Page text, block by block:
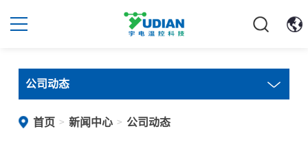
公司动态
首页 > 新闻中心 > 公司动态